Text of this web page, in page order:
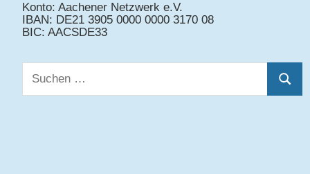
Konto: Aachener Netzwerk e.V.
IBAN: DE21 3905 0000 0000 3170 08
BIC: AACSDE33
Suchen
nach: